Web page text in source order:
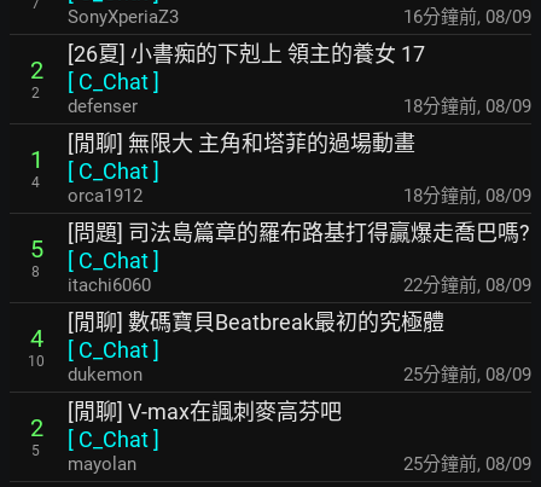
7
SonyXperiaZ3 16分鐘前, 08/09
2
2
[26夏] 小書痴的下剋上 領主的養女 17
[ C_Chat]
defenser 18分鐘前, 08/09
1
4
[閒聊] 無限大 主角和塔菲的過場動畫
[ C_Chat]
orca1912 18分鐘前, 08/09
5
8
[問題] 司法島篇章的羅布路基打得贏爆走喬巴嗎?
[ C_Chat]
itachi6060 22分鐘前, 08/09
4
10
[閒聊] 數碼寶貝Beatbreak最初的究極體
[ C_Chat]
dukemon 25分鐘前, 08/09
2
5
[閒聊] V-max在諷刺麥高芬吧
[ C_Chat]
mayolan 25分鐘前, 08/09